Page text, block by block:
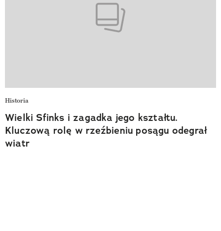
Historia
Wielki Sfinks i zagadka jego kształtu.
Kluczową rolę w rzeźbieniu posągu odegrał
wiatr